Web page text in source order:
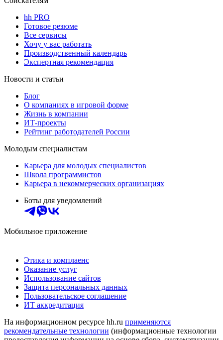
hh PRO
Готовое резюме
Все сервисы
Хочу у вас работать
Производственный календарь
Экспертная рекомендация
Новости и статьи
Блог
О компаниях в игровой форме
Жизнь в компании
ИТ-проекты
Рейтинг работодателей России
Молодым специалистам
Карьера для молодых специалистов
Школа программистов
Карьера в некоммерческих организациях
Боты для уведомлений
Мобильное приложение
Этика и комплаенс
Оказание услуг
Использование сайтов
Защита персональных данных
Пользовательское соглашение
ИТ аккредитация
На информационном ресурсе hh.ru применяются
рекомендательные технологии (информационные технологии